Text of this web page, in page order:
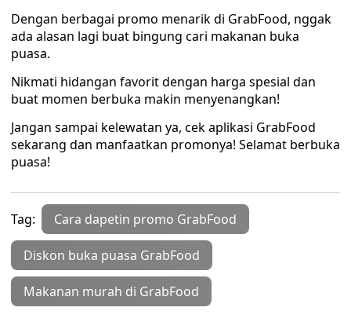
Dengan berbagai promo menarik di GrabFood, nggak
ada alasan lagi buat bingung cari makanan buka
puasa.
Nikmati hidangan favorit dengan harga spesial dan
buat momen berbuka makin menyenangkan!
Jangan sampai kelewatan ya, cek aplikasi GrabFood
sekarang dan manfaatkan promonya! Selamat berbuka
puasa!
Tag: Cara dapetin promo GrabFood
Diskon buka puasa GrabFood
Makanan murah di GrabFood